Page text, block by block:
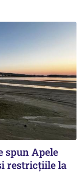
spun Apele
restricțiile la